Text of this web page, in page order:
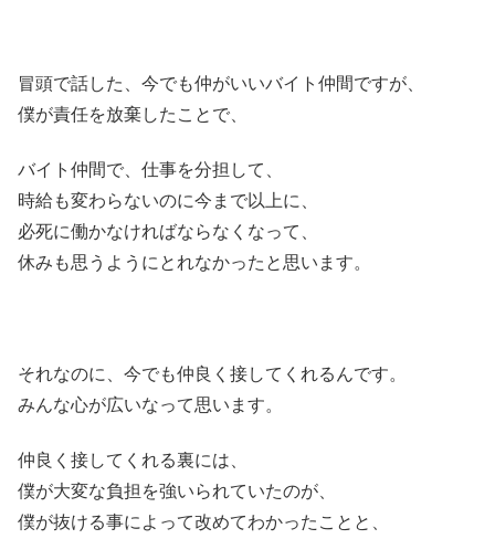
冒頭で話した、今でも仲がいいバイト仲間ですが、
僕が責任を放棄したことで、
バイト仲間で、仕事を分担して、
時給も変わらないのに今まで以上に、
必死に働かなければならなくなって、
休みも思うようにとれなかったと思います。
それなのに、今でも仲良く接してくれるんです。
みんな心が広いなって思います。
仲良く接してくれる裏には、
僕が大変な負担を強いられていたのが、
僕が抜ける事によって改めてわかったことと、